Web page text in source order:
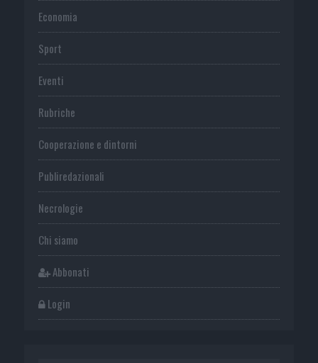
Economia
Sport
Eventi
Rubriche
Cooperazione e dintorni
Publiredazionali
Necrologie
Chi siamo
Abbonati
Login